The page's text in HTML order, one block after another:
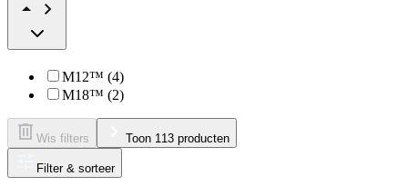
M12™ (4)
M18™ (2)
Wis filters Toon 113 producten
Filter & sorteer